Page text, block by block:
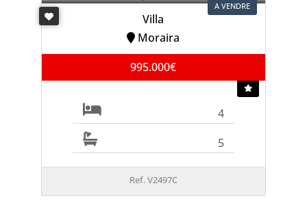
A VENDRE
Villa
Moraira
995.000€
4
5
Ref. V2497C